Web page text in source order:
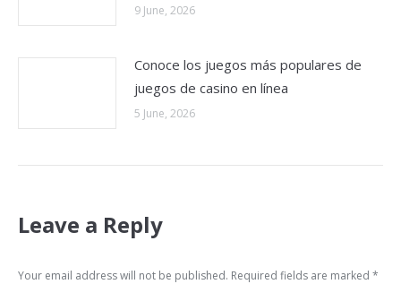
9 June, 2026
Conoce los juegos más populares de
juegos de casino en línea
5 June, 2026
Leave a Reply
Your email address will not be published. Required fields are marked *